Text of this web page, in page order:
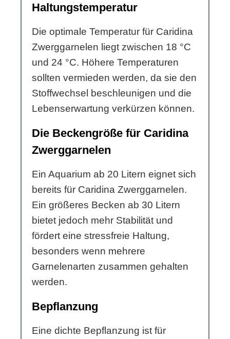
Haltungstemperatur
Die optimale Temperatur für Caridina
Zwerggarnelen liegt zwischen 18 °C
und 24 °C. Höhere Temperaturen
sollten vermieden werden, da sie den
Stoffwechsel beschleunigen und die
Lebenserwartung verkürzen können.
Die Beckengröße für Caridina
Zwerggarnelen
Ein Aquarium ab 20 Litern eignet sich
bereits für Caridina Zwerggarnelen.
Ein größeres Becken ab 30 Litern
bietet jedoch mehr Stabilität und
fördert eine stressfreie Haltung,
besonders wenn mehrere
Garnelenarten zusammen gehalten
werden.
Bepflanzung
Eine dichte Bepflanzung ist für